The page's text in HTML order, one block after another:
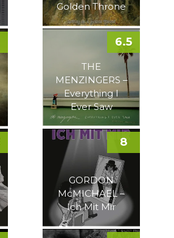
Golden Throne
THE
MENZINGERS –
Everything I
Ever Saw
6.5
GORDON
McMICHAEL –
Ich Mit Mir
8